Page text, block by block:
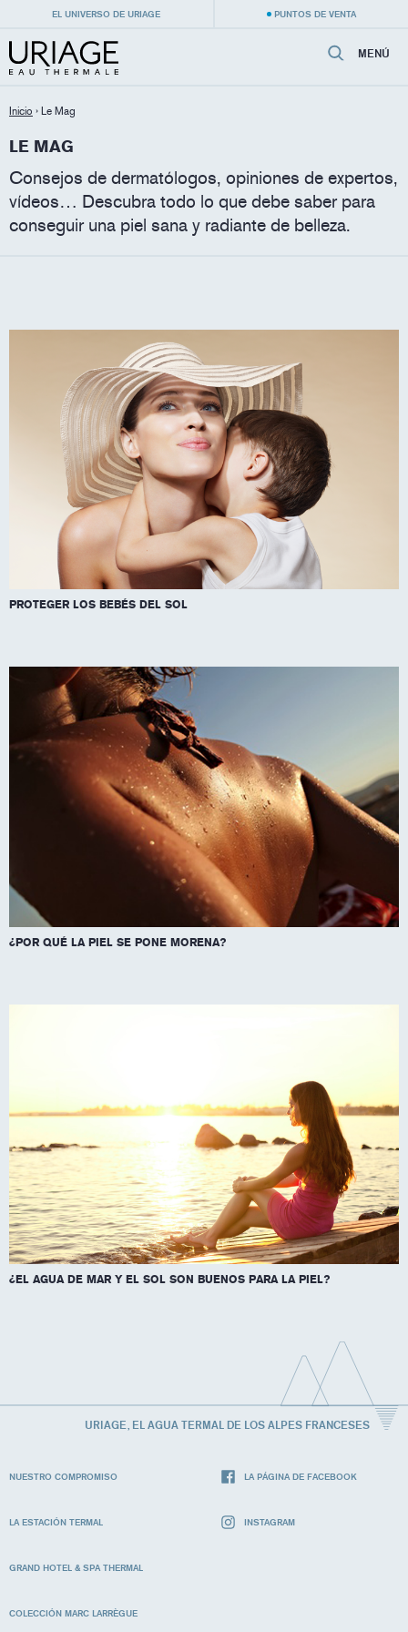
EL UNIVERSO DE URIAGE PUNTOS DE VENTA
MENÚ
Inicio › Le Mag
LE MAG
Consejos de dermatólogos, opiniones de expertos,
vídeos… Descubra todo lo que debe saber para
conseguir una piel sana y radiante de belleza.
PROTEGER LOS BEBÉS DEL SOL
¿POR QUÉ LA PIEL SE PONE MORENA?
¿EL AGUA DE MAR Y EL SOL SON BUENOS PARA LA PIEL?
URIAGE, EL AGUA TERMAL DE LOS ALPES FRANCESES
NUESTRO COMPROMISO
LA ESTACIÓN TERMAL
GRAND HOTEL & SPA THERMAL
COLECCIÓN MARC LARRÈGUE
LA PÁGINA DE FACEBOOK
INSTAGRAM